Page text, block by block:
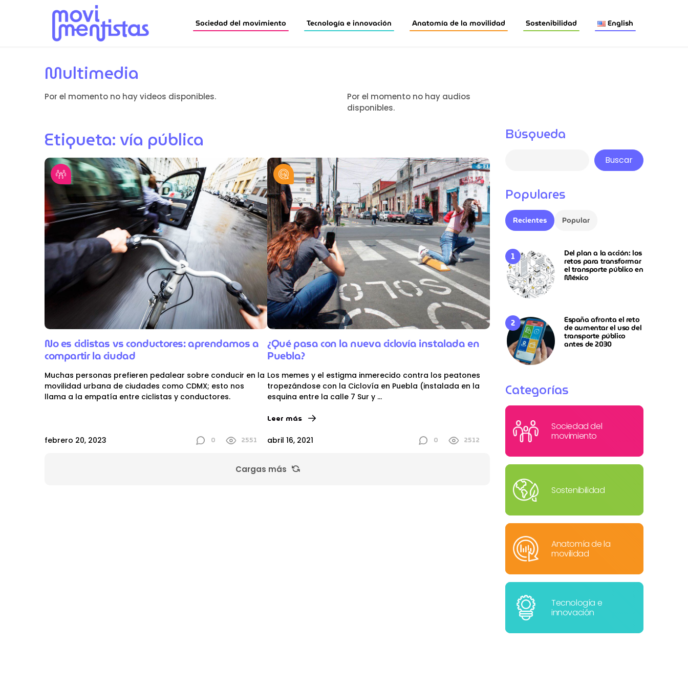
Sociedad del movimiento Tecnología e innovación Anatomía de la movilidad Sostenibilidad English
Multimedia
Por el momento no hay videos disponibles.
Por el momento no hay audios
disponibles.
Etiqueta:vía pública
No es ciclistas vs conductores: aprendamos a
compartir la ciudad
Muchas personas prefieren pedalear sobre conducir en la
movilidad urbana de ciudades como CDMX; esto nos
llama a la empatía entre ciclistas y conductores.
febrero 20, 2023 0 2551
¿Qué pasa con la nueva ciclovía instalada en
Puebla?
Los memes y el estigma inmerecido contra los peatones
tropezándose con la Ciclovía en Puebla (instalada en la
esquina entre la calle 7 Sur y ...
Leer más
abril 16, 2021 0 2512
Cargas más
Búsqueda
Buscar
Populares
Recientes Popular
Del plan a la acción: los
retos para transformar
el transporte público en
México
España afronta el reto
de aumentar el uso del
transporte público
antes de 2030
Categorías
Sociedad del
movimiento
Sostenibilidad
Anatomía de la
movilidad
Tecnología e
innovación